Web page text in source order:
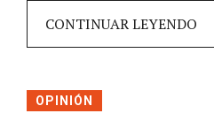
CONTINUAR LEYENDO
OPINIÓN